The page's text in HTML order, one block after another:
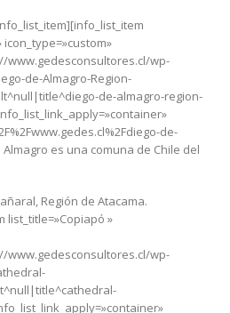
icon_type=»custom»
www.gedesconsultores.cl/wp-
de-Almagro-Region-
de-almagro-region-
de-
es una comuna de Chile del
Región de Atacama.
list_title=»Copiapó »
www.gedesconsultores.cl/wp-